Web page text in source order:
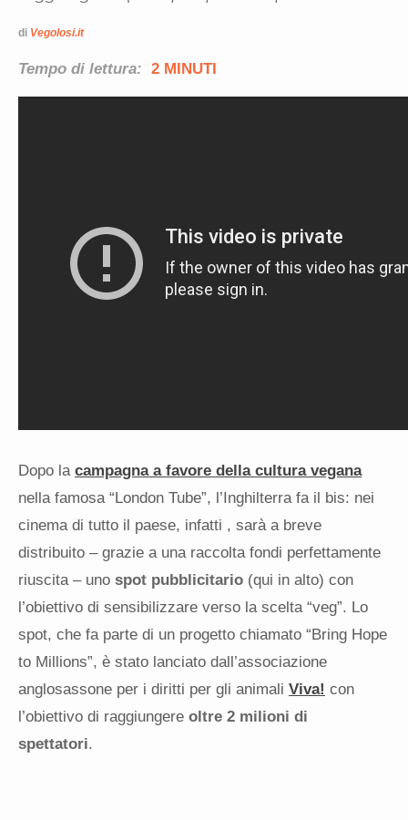
di Vegolosi.it
Tempo di lettura: 2 MINUTI
Dopo la campagna a favore della cultura vegana
nella famosa “London Tube”, l’Inghilterra fa il bis: nei
cinema di tutto il paese, infatti , sarà a breve
distribuito – grazie a una raccolta fondi perfettamente
riuscita – uno spot pubblicitario (qui in alto) con
l’obiettivo di sensibilizzare verso la scelta “veg”. Lo
spot, che fa parte di un progetto chiamato “Bring Hope
to Millions”, è stato lanciato dall’associazione
anglosassone per i diritti per gli animali Viva! con
l’obiettivo di raggiungere oltre 2 milioni di
spettatori.